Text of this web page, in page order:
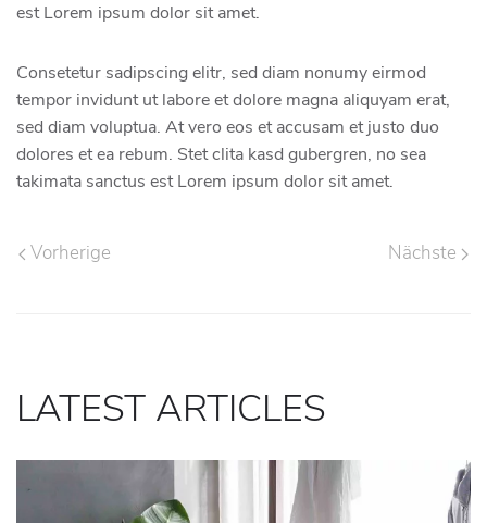
est Lorem ipsum dolor sit amet.
Consetetur sadipscing elitr, sed diam nonumy eirmod
tempor invidunt ut labore et dolore magna aliquyam erat,
sed diam voluptua. At vero eos et accusam et justo duo
dolores et ea rebum. Stet clita kasd gubergren, no sea
takimata sanctus est Lorem ipsum dolor sit amet.
Vorherige Nächste
LATEST ARTICLES